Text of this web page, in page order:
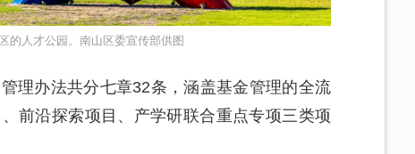
的人才公园。南山区委宣传部供图
理办法共分七章32条，涵盖基金管理的全流
前沿探索项目、产学研联合重点专项三类项